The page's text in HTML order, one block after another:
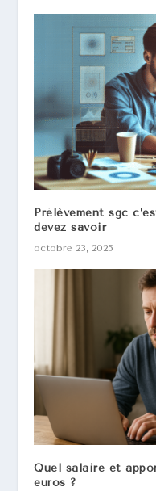
Prélèvement sgc
devez savoir
octobre 23, 2025
Quel salaire et
euros ?